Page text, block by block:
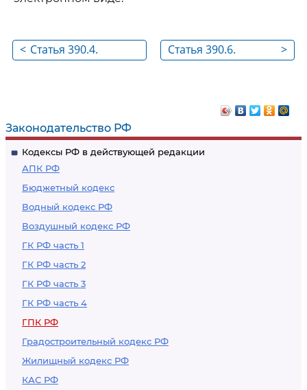
Законодательство РФ
Кодексы РФ в действующей редакции
АПК РФ
Бюджетный кодекс
Водный кодекс РФ
Воздушный кодекс РФ
ГК РФ часть 1
ГК РФ часть 2
ГК РФ часть 3
ГК РФ часть 4
ГПК РФ
Градостроительный кодекс РФ
Жилищный кодекс РФ
КАС РФ
< Статья 390.4.
представления в
судебную коллегию
Верховного Суда
Российской
Федерации
>
Статья 390.6.
представления без
рассмотрения по
существу